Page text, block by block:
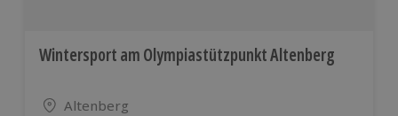
Wintersport am Olympiastützpunkt Altenberg
Standort
Altenberg